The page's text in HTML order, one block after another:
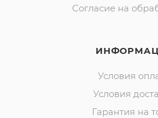
Согласие на
Условия
Условия
Гарантия на